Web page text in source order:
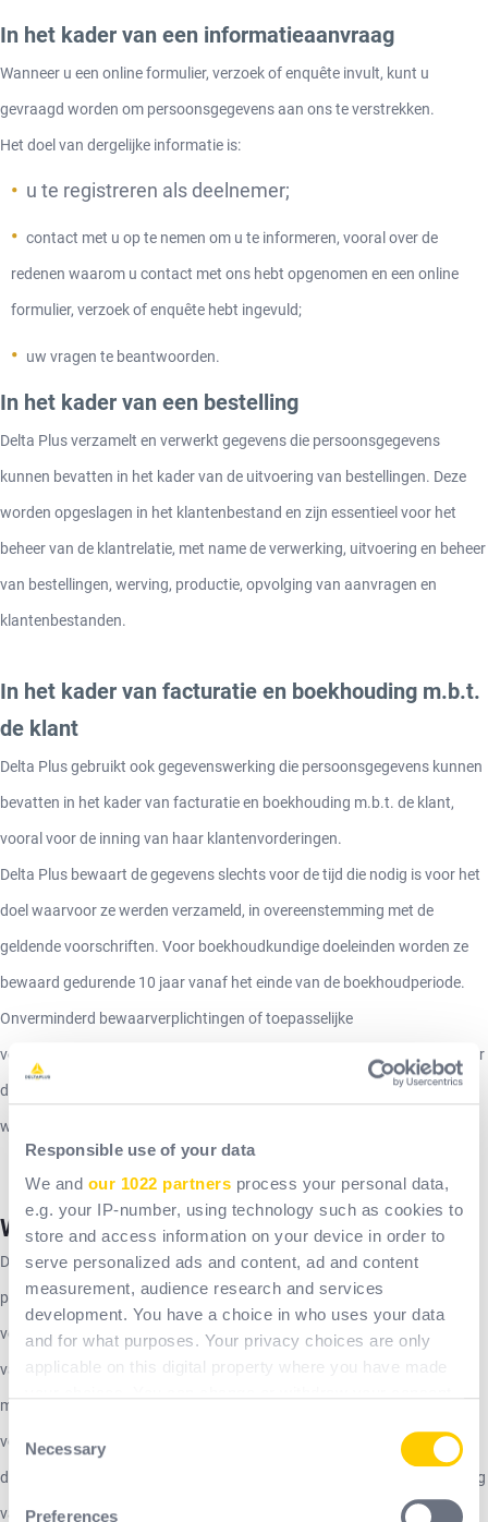
Responsible use of your data
We and our 1022 partners process your personal data,
e.g. your IP-number, using technology such as cookies to
store and access information on your device in order to
serve personalized ads and content, ad and content
measurement, audience research and services
development. You have a choice in who uses your data
and for what purposes. Your privacy choices are only
applicable on this digital property where you have made
the Privacy trigger icon.
Selection
Necessary
Preferences
In het kader van een informatieaanvraag
Wanneer u een online formulier, verzoek of enquête invult, kunt u
gevraagd worden om persoonsgegevens aan ons te verstrekken.
Het doel van dergelijke informatie is:
u te registreren als deelnemer;
contact met u op te nemen om u te informeren, vooral over de
redenen waarom u contact met ons hebt opgenomen en een online
formulier, verzoek of enquête hebt ingevuld;
uw vragen te beantwoorden.
In het kader van een bestelling
Delta Plus verzamelt en verwerkt gegevens die persoonsgegevens
kunnen bevatten in het kader van de uitvoering van bestellingen. Deze
worden opgeslagen in het klantenbestand en zijn essentieel voor het
beheer van de klantrelatie, met name de verwerking, uitvoering en beheer
van bestellingen, werving, productie, opvolging van aanvragen en
klantenbestanden.
In het kader van facturatie en boekhouding m.b.t.
de klant
Delta Plus gebruikt ook gegevenswerking die persoonsgegevens kunnen
bevatten in het kader van facturatie en boekhouding m.b.t. de klant,
vooral voor de inning van haar klantenvorderingen.
Delta Plus bewaart de gegevens slechts voor de tijd die nodig is voor het
doel waarvoor ze werden verzameld, in overeenstemming met de
geldende voorschriften. Voor boekhoudkundige doeleinden worden ze
bewaard gedurende 10 jaar vanaf het einde van de boekhoudperiode.
Onverminderd bewaarverplichtingen of toepasselijke
verjaringstermijnen, worden de gegevens van de klant ook bewaard voor
de duur van de contractuele relatie en 10 jaar daarna, voor
wervingsdoeleinden.
Wie kan uw persoonsgegevens gebruiken?
De verwerkingsverantwoordelijke is Delta Plus. Toegang tot
persoonsgegevens is strikt beperkt tot medewerkers van de
verwerkingsverantwoordelijke, die bevoegd zijn om ze te verwerken
vanwege hun taken. De verzamelde informatie kan eventueel worden
meegedeeld aan derden die contractueel aan het bedrijf zijn verbonden
voor de uitvoering van uitbestede taken, in het bijzonder aan haar
dienstverleners die verantwoordelijk zijn voor het toezicht op of de inning
van schulden van klanten, zonder dat daarvoor toestemming van de